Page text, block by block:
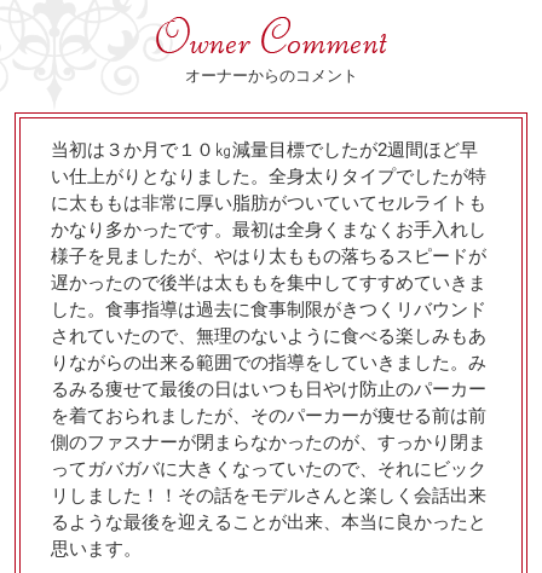
オーナーからのコメント
当初は３か月で１０㎏減量目標でしたが2週間ほど早
い仕上がりとなりました。全身太りタイプでしたが特
に太ももは非常に厚い脂肪がついていてセルライトも
かなり多かったです。最初は全身くまなくお手入れし
様子を見ましたが、やはり太ももの落ちるスピードが
遅かったので後半は太ももを集中してすすめていきま
した。食事指導は過去に食事制限がきつくリバウンド
されていたので、無理のないように食べる楽しみもあ
りながらの出来る範囲での指導をしていきました。み
るみる痩せて最後の日はいつも日やけ防止のパーカー
を着ておられましたが、そのパーカーが痩せる前は前
側のファスナーが閉まらなかったのが、すっかり閉ま
ってガバガバに大きくなっていたので、それにビック
リしました！！その話をモデルさんと楽しく会話出来
るような最後を迎えることが出来、本当に良かったと
思います。